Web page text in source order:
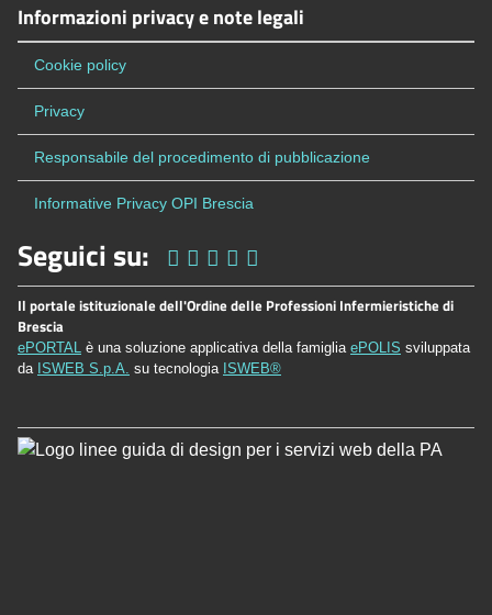
Informazioni privacy e note legali
Cookie policy
Privacy
Responsabile del procedimento di pubblicazione
Informative Privacy OPI Brescia
Seguici su:
Il portale istituzionale dell'Ordine delle Professioni Infermieristiche di
Brescia
ePORTAL è una soluzione applicativa della famiglia ePOLIS sviluppata
da ISWEB S.p.A. su tecnologia ISWEB®